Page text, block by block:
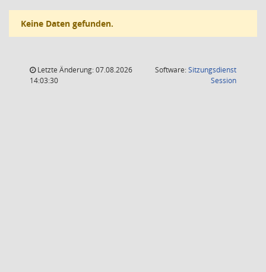
Keine Daten gefunden.
Letzte Änderung: 07.08.2026
14:03:30
Software:Sitzungsdienst
Session(Wird in